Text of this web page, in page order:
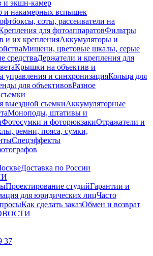
и экшн-камер
и накамерных вспышек
соты, рассеиватели на
для фотоаппаратовФильтры
и их крепленияАккумуляторы и
Мишени, цветовые шкалы, серые
средстваДержатели и крепления для
Крышки на объектив и
управления и синхронизацияКольца для
для объективовРазное
выездной съемкиАккумуляторные
Моноподы, штативы и
Фотосумки и фоторюкзакиОтражатели и
ремни, пояса, сумки,
Спецэффекты
Доставка по России
Проектирование студийГарантии и
для юридических лицЧасто
Как сделать заказОбмен и возврат
37